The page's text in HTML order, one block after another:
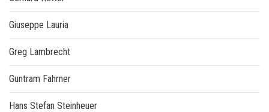
Giuseppe Lauria
Greg Lambrecht
Guntram Fahrner
Hans Stefan Steinheuer